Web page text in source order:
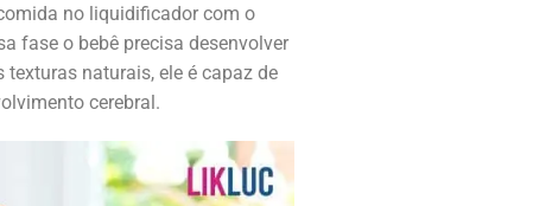
no liquidificador com o
fase o bebê precisa desenvolver
naturais, ele é capaz de
cerebral.